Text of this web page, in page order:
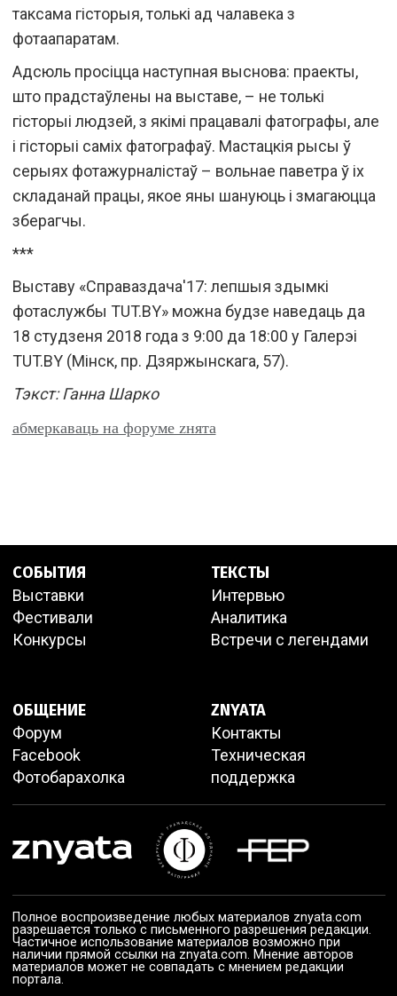
таксама гісторыя, толькі ад чалавека з
фотаапаратам.
Адсюль просіцца наступная выснова: праекты,
што прадстаўлены на выставе, – не толькі
гісторыі людзей, з якімі працавалі фатографы, але
і гісторыі саміх фатографаў. Мастацкія рысы ў
серыях фотажурналістаў – вольнае паветра ў іх
складанай працы, якое яны шануюць і змагаюцца
зберагчы.
***
Выставу «Справаздача'17: лепшыя здымкі
фотаслужбы TUT.BY» можна будзе наведаць да
18 студзеня 2018 года з 9:00 да 18:00 у Галерэі
TUT.BY (Мiнск, пр. Дзяржынскага, 57).
Тэкст: Ганна Шарко
абмеркаваць на форуме zнята
СОБЫТИЯ
Выставки
Фестивали
Конкурсы
ТЕКСТЫ
Интервью
Аналитика
Встречи с легендами
ОБЩЕНИЕ
Форум
Facebook
Фотобарахолка
ZNYATA
Контакты
Техническая
поддержка
Полное воспроизведение любых материалов znyata.com
разрешается только с письменного разрешения редакции.
Частичное использование материалов возможно при
наличии прямой ссылки на znyata.com. Мнение авторов
материалов может не совпадать с мнением редакции
портала.